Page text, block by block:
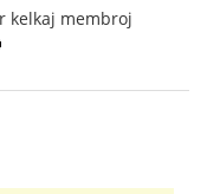
kelkaj membroj